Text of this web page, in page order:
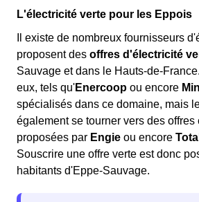
L'électricité verte pour les Eppois
Il existe de nombreux fournisseurs
proposent des offres d'électricité
Sauvage et dans le Hauts-de-
eux, tels qu'Enercoop ou encore
spécialisés dans ce domaine, mais
également se tourner vers des offres
proposées par Engie ou encore
Souscrire une offre verte est donc
habitants d'Eppe-Sauvage.